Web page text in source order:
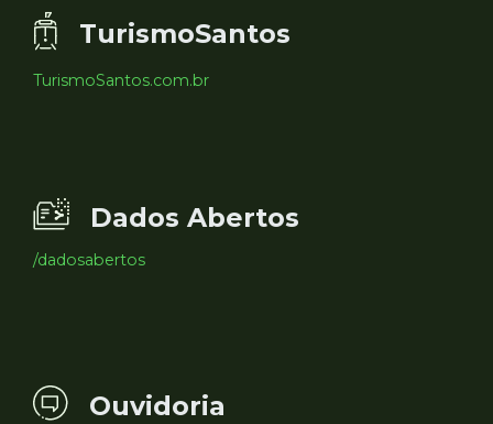
TurismoSantos
TurismoSantos.com.br
Dados Abertos
/dadosabertos
Ouvidoria